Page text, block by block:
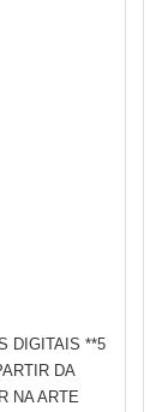
DIGITAIS **5
DA
NA ARTE